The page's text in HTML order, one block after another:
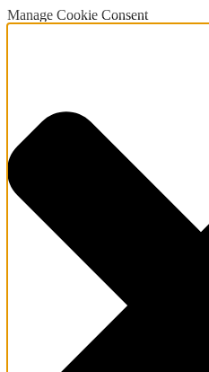
Manage Cookie Consent